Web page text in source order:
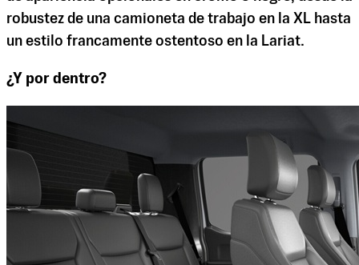
robustez de una camioneta de trabajo en la XL hasta
un estilo francamente ostentoso en la Lariat.
¿Y por dentro?